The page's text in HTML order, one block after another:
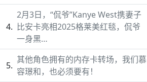
2月3日，“侃爷”Kanye West携妻子
比安卡亮相2025格莱美红毯，侃爷
一身黑…
其他角色拥有的内存卡转场，我们慕
容璟和，也必须要有！